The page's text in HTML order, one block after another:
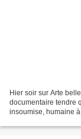
Hier soir sur Arte
documentaire tendre
insoumise, humaine